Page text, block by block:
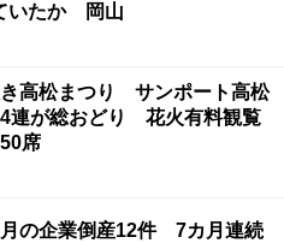
いたか 岡山
高松まつり サンポート高松
連が総おどり 花火有料観覧
席
の企業倒産12件 7カ月連続